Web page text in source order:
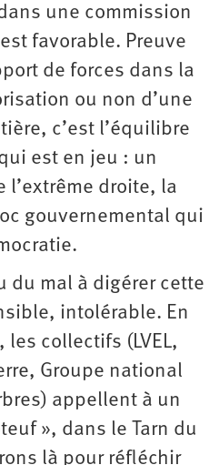
une commission
favorable. Preuve
de forces dans la
ou non d’une
c’est l’équilibre
est en jeu : un
l’extrême droite, la
gouvernemental qui
du mal à digérer cette
intolérable. En
collectifs (LVEL,
Groupe national
appellent à un
», dans le Tarn du
là pour réfléchir